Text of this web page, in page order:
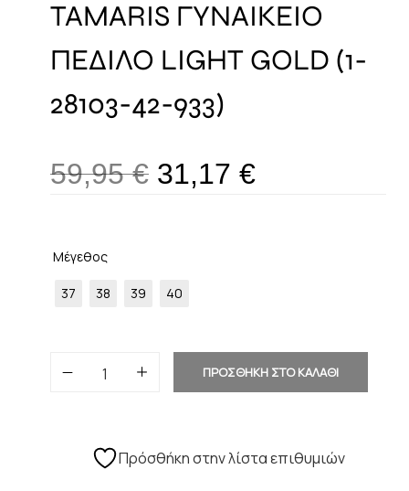
TAMARIS ΓΥΝΑΙΚΕΙΟ
ΠΕΔΙΛΟ LIGHT GOLD (1-
28103-42-933)
59,95€ 31,17 €
Μέγεθος
37 38 39 40
ΠΡΟΣΘΗΚΗ ΣΤΟ ΚΑΛΑΘΙ
Πρόσθήκη στην λίστα επιθυμιών